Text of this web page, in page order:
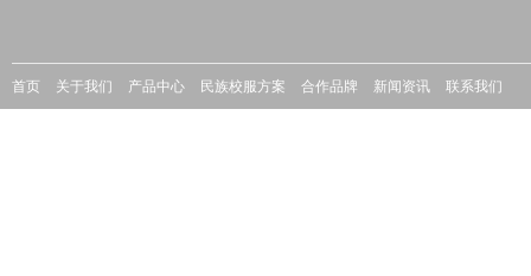
首页 关于我们 产品中心 民族校服方案 合作品牌 新闻资讯 联系我们